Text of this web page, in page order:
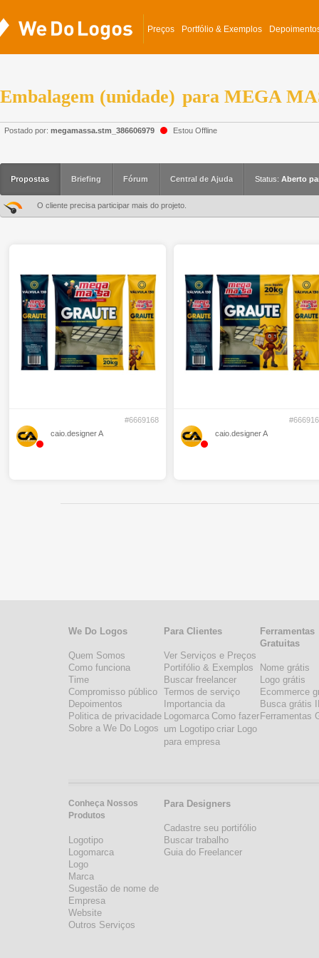
Preços Portfólio & Exemplos
Embalagem (unidade) para MEGA
Postado por: megamassa.stm_386606979 Estou Offline
Propostas Briefing Fórum Central de Ajuda Status: Aberto
O cliente precisa participar mais do projeto.
#6669168
caio.designer A
caio.designer A
We Do Logos
Quem Somos
Como funciona
Time
Compromisso público
Depoimentos
Politica de privacidade
Sobre a We Do Logos
Conheça Nossos
Produtos
Logotipo
Logomarca
Logo
Marca
Sugestão de nome de
Empresa
Website
Outros Serviços
Para Clientes
Ver Serviços e Preços
Portifólio & Exemplos
Buscar freelancer
Termos de serviço
Importancia da
Logomarca Como fazer
um Logotipo criar Logo
para empresa
Para Designers
Cadastre seu portifólio
Buscar trabalho
Guia do Freelancer
Ferramentas
Gratuitas
Nome grátis
Logo grátis
Ecommerce
Busca grátis
Ferramentas